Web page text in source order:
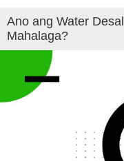
Ano ang Water
Mahalaga?